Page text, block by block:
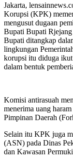
Jakarta,
Korupsi (KPK)
mengusut dugaan
Bupati Bupati
Bupati ditangkap
lingkungan
korupsi itu diduga
dalam bentuk
Komisi antirasuah
menerima uang
Pimpinan Daerah
Selain itu KPK juga
(ASN) pada Dinas
dan Kawasan